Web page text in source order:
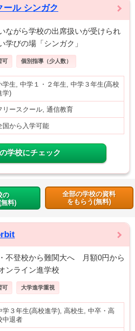
ール シンガク
ながら学校の出席扱いが受けられ
学びの場「シンガク」
可 個別指導（少人数）
学生, 中学１・２年生, 中学３年生(高校
学)
リースクール, 通信教育
国から入学可能
学校にチェック
の
料)
全部の学校の資料
をもらう(無料)
不登校から難関大へ 月額0円から
ンライン進学校
可 大学進学重視
学３年生(高校進学), 高校生, 中卒・高
中退者